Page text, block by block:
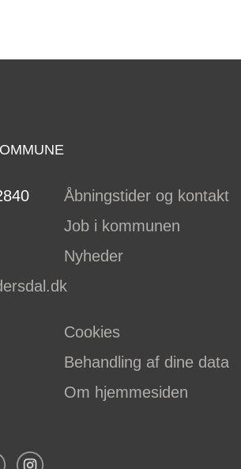
Åbningstider og kontakt
Job i kommunen
Nyheder
Cookies
Behandling af dine data
Om hjemmesiden